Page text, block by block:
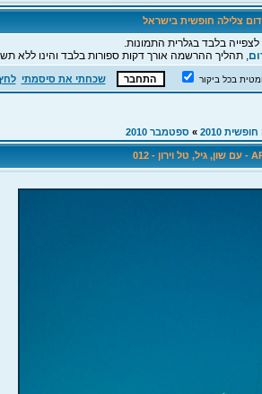
צלילה חופשית בישראל
בלבד בגלרית התמונות.
, תהליך ההרשמה אורך דקות ספורות בלבד והינו ללא
בכל ביקור שכחתי את סיסמתי
» ספטמבר 2010